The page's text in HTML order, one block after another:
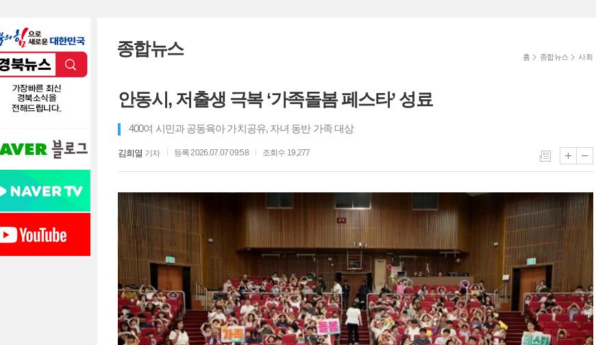
종합뉴스 홈 종합뉴스 사회
안동시, 저출생 극복 ‘가족돌봄 페스타’ 성료
400여 시민과 공동육아 가치공유, 자녀 동반 가족 대상
김희열 기자 등록 2026.07.07 09:58 조회수 19,277